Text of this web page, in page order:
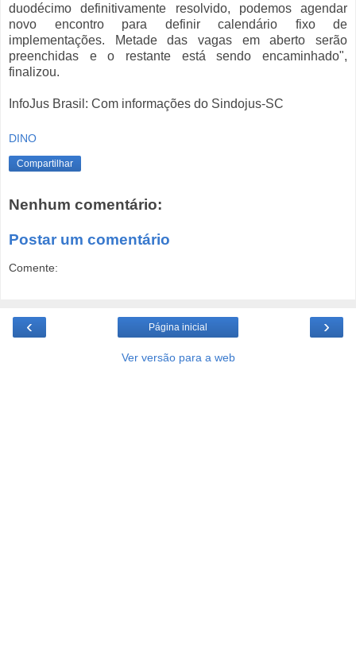
duodécimo definitivamente resolvido, podemos agendar
novo encontro para definir calendário fixo de
implementações. Metade das vagas em aberto serão
preenchidas e o restante está sendo encaminhado",
finalizou.
InfoJus Brasil: Com informações do Sindojus-SC
DINO
Compartilhar
Nenhum comentário:
Postar um comentário
Comente:
‹ ›
Página inicial
Ver versão para a web